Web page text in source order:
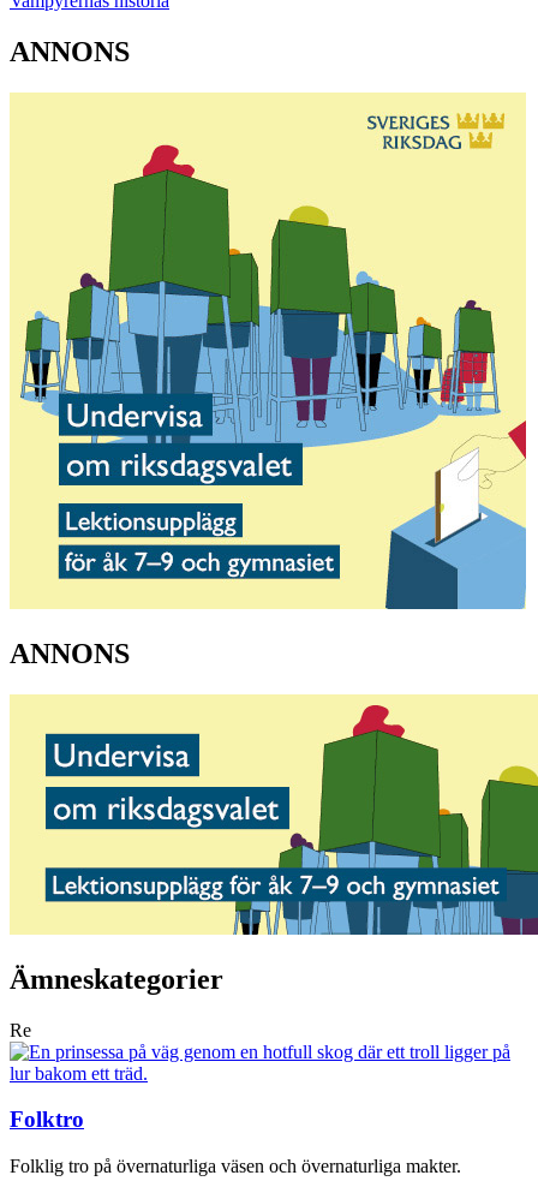
ANNONS
ANNONS
Ämneskategorier
Re
Folktro
Folklig tro på övernaturliga väsen och övernaturliga makter.